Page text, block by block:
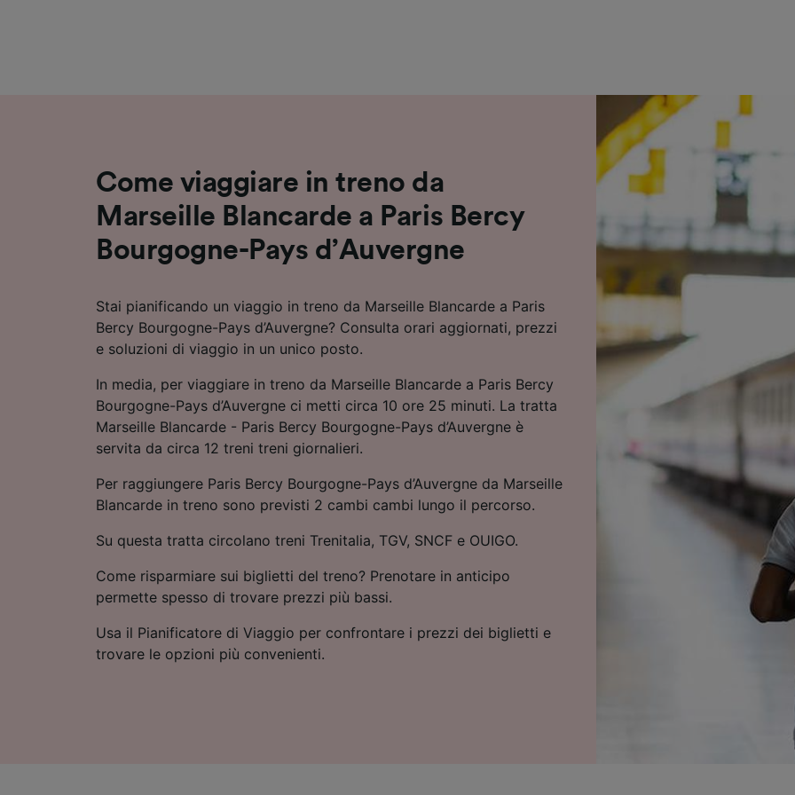
Come viaggiare in treno da
Marseille Blancarde a Paris Bercy
Bourgogne-Pays d’Auvergne
Stai pianificando un viaggio in treno da Marseille Blancarde a Paris
Bercy Bourgogne-Pays d’Auvergne? Consulta orari aggiornati, prezzi
e soluzioni di viaggio in un unico posto.
In media, per viaggiare in treno da Marseille Blancarde a Paris Bercy
Bourgogne-Pays d’Auvergne ci metti circa 10 ore 25 minuti. La tratta
Marseille Blancarde - Paris Bercy Bourgogne-Pays d’Auvergne è
servita da circa 12 treni treni giornalieri.
Per raggiungere Paris Bercy Bourgogne-Pays d’Auvergne da Marseille
Blancarde in treno sono previsti 2 cambi cambi lungo il percorso.
Su questa tratta circolano treni Trenitalia, TGV, SNCF e OUIGO.
Come risparmiare sui biglietti del treno? Prenotare in anticipo
permette spesso di trovare prezzi più bassi.
Usa il Pianificatore di Viaggio per confrontare i prezzi dei biglietti e
trovare le opzioni più convenienti.